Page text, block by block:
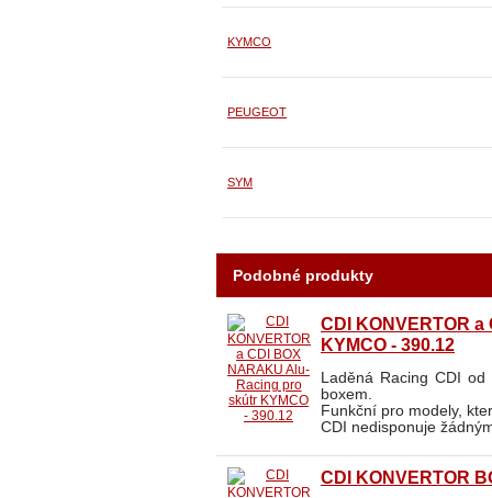
KYMCO
PEUGEOT
SYM
Podobné produkty
CDI KONVERTOR
KYMCO - 390.12
Laděná Racing CDI
boxem.
Funkční pro modely,
CDI nedisponuje
CDI KONVERTOR